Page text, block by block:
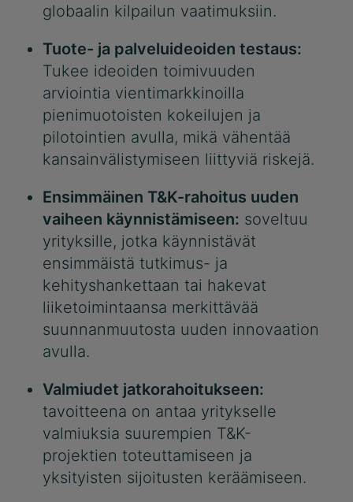
globaalin kilpailun vaatimuksiin.
Tuote- ja palveluideoiden testaus:
Tukee ideoiden toimivuuden
arviointia vientimarkkinoilla
pienimuotoisten kokeilujen ja
pilotointien avulla, mikä vähentää
kansainvälistymiseen liittyviä riskejä.
Ensimmäinen T&K-rahoitus uuden
vaiheen käynnistämiseen: soveltuu
yrityksille, jotka käynnistävät
ensimmäistä tutkimus- ja
kehityshankettaan tai hakevat
liiketoimintaansa merkittävää
suunnanmuutosta uuden innovaation
avulla.
Valmiudet jatkorahoitukseen:
tavoitteena on antaa yritykselle
valmiuksia suurempien T&K-
projektien toteuttamiseen ja
yksityisten sijoitusten keräämiseen.